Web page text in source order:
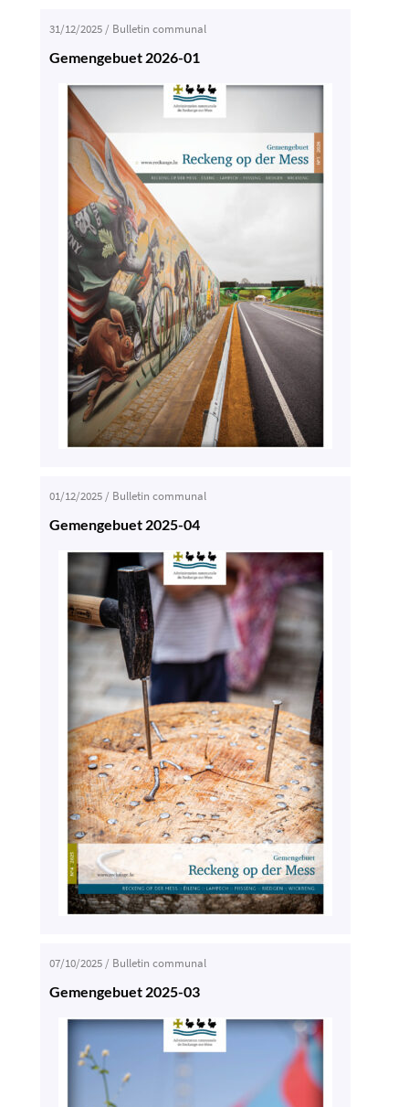
31/12/2025/ Bulletin communal
Gemengebuet 2026-01
01/12/2025/ Bulletin communal
Gemengebuet 2025-04
07/10/2025/ Bulletin communal
Gemengebuet 2025-03